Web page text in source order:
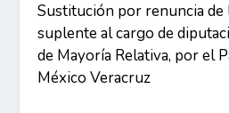
Sustitución por renuncia de
suplente al cargo de
de Mayoría Relativa, por el
México Veracruz